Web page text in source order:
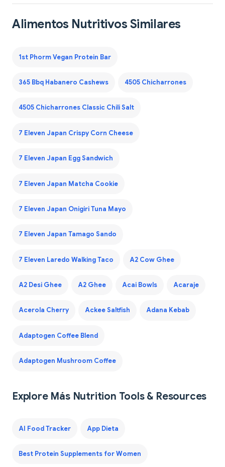
Alimentos Nutritivos Similares
1st Phorm Vegan Protein Bar
365 Bbq Habanero Cashews 4505 Chicharrones
4505 Chicharrones Classic Chili Salt
7 Eleven Japan Crispy Corn Cheese
7 Eleven Japan Egg Sandwich
7 Eleven Japan Matcha Cookie
7 Eleven Japan Onigiri Tuna Mayo
7 Eleven Japan Tamago Sando
7 Eleven Laredo Walking Taco A2 Cow Ghee
A2 Desi Ghee A2 Ghee Acai Bowls Acaraje
Acerola Cherry Ackee Saltfish Adana Kebab
Adaptogen Coffee Blend
Adaptogen Mushroom Coffee
Explore Más Nutrition Tools & Resources
AI Food Tracker App Dieta
Best Protein Supplements for Women